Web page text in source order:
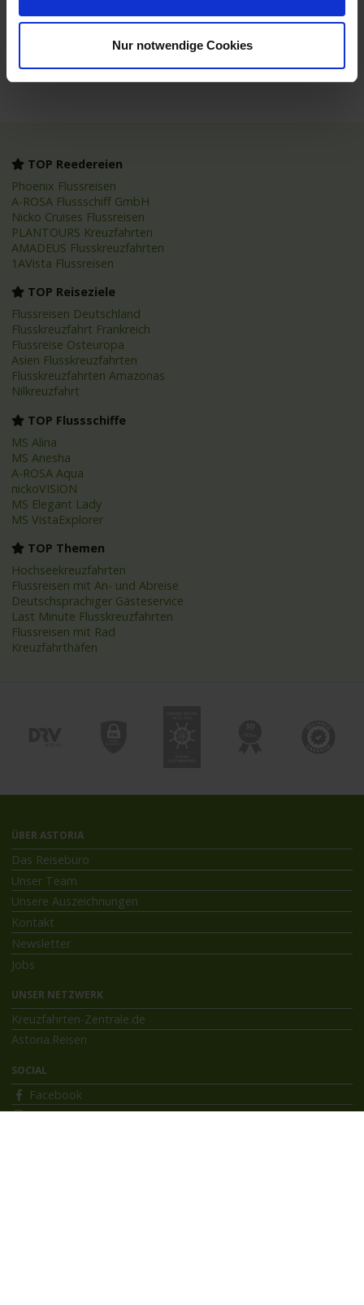
Nur notwendige Cookies
Reisedokumente
TOP Reedereien
Phoenix Flussreisen
A-ROSA Flussschiff GmbH
Nicko Cruises Flussreisen
PLANTOURS Kreuzfahrten
AMADEUS Flusskreuzfahrten
1AVista Flussreisen
TOP Reiseziele
Flussreisen Deutschland
Flusskreuzfahrt Frankreich
Flussreise Osteuropa
Asien Flusskreuzfahrten
Flusskreuzfahrten Amazonas
Nilkreuzfahrt
TOP Flussschiffe
MS Alina
MS Anesha
A-ROSA Aqua
nickoVISION
MS Elegant Lady
MS VistaExplorer
TOP Themen
Hochseekreuzfahrten
Flussreisen mit An- und Abreise
Deutschsprachiger Gästeservice
Last Minute Flusskreuzfahrten
Flussreisen mit Rad
Kreuzfahrthäfen
ÜBER ASTORIA
Das Reisebüro
Unser Team
Unsere Auszeichnungen
Kontakt
Newsletter
Jobs
UNSER NETZWERK
Kreuzfahrten-Zentrale.de
Astoria.Reisen
SOCIAL
Facebook
Instagram